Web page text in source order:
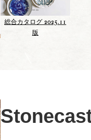
総合カタログ 2025.11
版